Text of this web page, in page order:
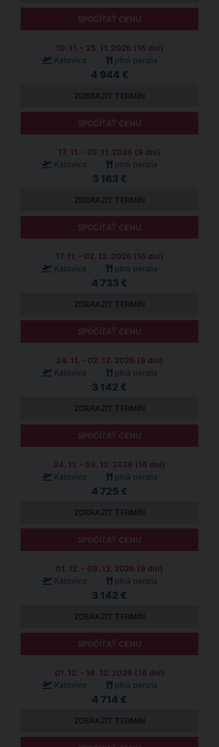
SPOČÍTAŤ CENU
10. 11. - 25. 11. 2026 (16 dní)
Katovice
plná penzia
4 944 €
ZOBRAZIT TERMÍN
SPOČÍTAŤ CENU
17. 11. - 25. 11. 2026 (9 dní)
Katovice
plná penzia
3 163 €
ZOBRAZIT TERMÍN
SPOČÍTAŤ CENU
17. 11. - 02. 12. 2026 (16 dní)
Katovice
plná penzia
4 733 €
ZOBRAZIT TERMÍN
SPOČÍTAŤ CENU
24. 11. - 02. 12. 2026 (9 dní)
Katovice
plná penzia
3 142 €
ZOBRAZIT TERMÍN
SPOČÍTAŤ CENU
24. 11. - 09. 12. 2026 (16 dní)
Katovice
plná penzia
4 725 €
ZOBRAZIT TERMÍN
SPOČÍTAŤ CENU
01. 12. - 09. 12. 2026 (9 dní)
Katovice
plná penzia
3 142 €
ZOBRAZIT TERMÍN
SPOČÍTAŤ CENU
01. 12. - 16. 12. 2026 (16 dní)
Katovice
plná penzia
4 714 €
ZOBRAZIT TERMÍN